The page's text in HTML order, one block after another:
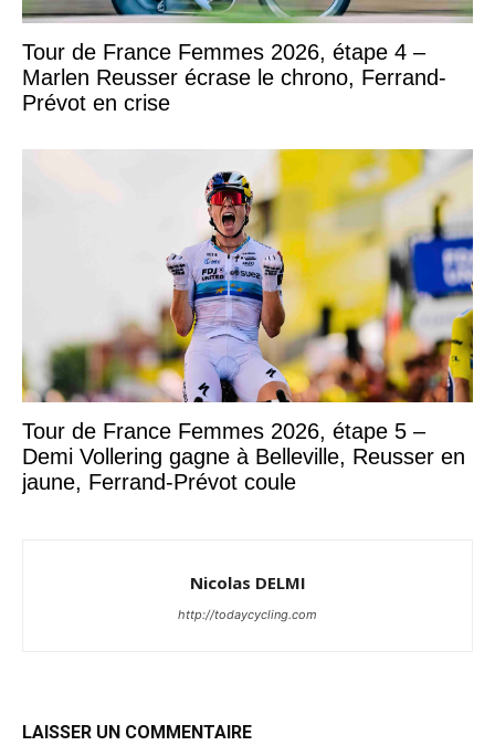
Tour de France Femmes 2026, étape 4 –
Marlen Reusser écrase le chrono, Ferrand-
Prévot en crise
Tour de France Femmes 2026, étape 5 –
Demi Vollering gagne à Belleville, Reusser en
jaune, Ferrand-Prévot coule
Nicolas DELMI
http://todaycycling.com
LAISSER UN COMMENTAIRE